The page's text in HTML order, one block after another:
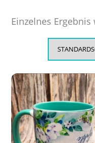
Einzelnes